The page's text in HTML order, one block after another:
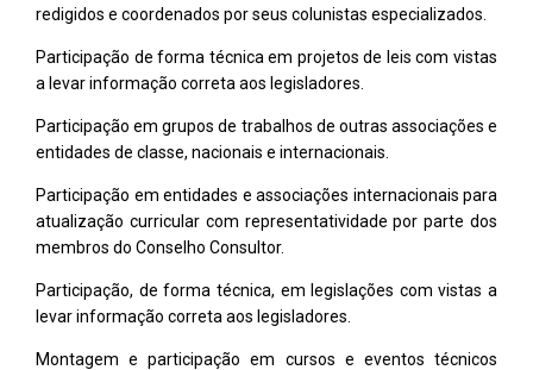
redigidos e coordenados por seus colunistas especializados.
Participação de forma técnica em projetos de leis com vistas
a levar informação correta aos legisladores.
Participação em grupos de trabalhos de outras associações e
entidades de classe, nacionais e internacionais.
Participação em entidades e associações internacionais para
atualização curricular com representatividade por parte dos
membros do Conselho Consultor.
Participação, de forma técnica, em legislações com vistas a
levar informação correta aos legisladores.
Montagem e participação em cursos e eventos técnicos